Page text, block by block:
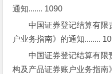
通知....... 1090
中国证券登记结算有限
户业务指南》的通知........
中国证券登记结算有限
构及产品证券账户业务指南